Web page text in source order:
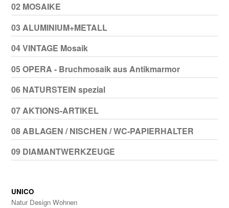
02 MOSAIKE
03 ALUMINIUM+METALL
04 VINTAGE Mosaik
05 OPERA - Bruchmosaik aus Antikmarmor
06 NATURSTEIN spezial
07 AKTIONS-ARTIKEL
08 ABLAGEN / NISCHEN / WC-PAPIERHALTER
09 DIAMANTWERKZEUGE
UNICO
Natur Design Wohnen